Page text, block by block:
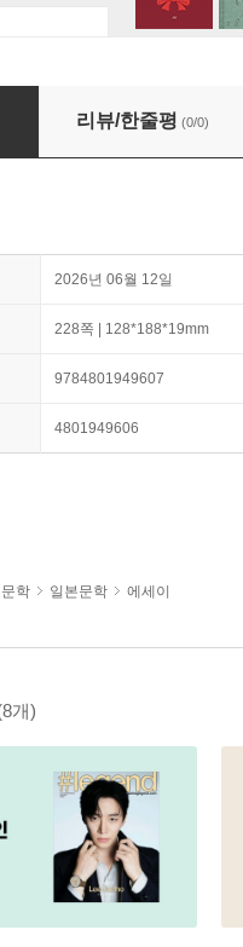
子を育ててくれた 家族
리뷰/한줄평 (0/0)
2026년 06월 12일
228쪽 | 128*188*19mm
9784801949607
4801949606
문학 일본문학 에세이
개)